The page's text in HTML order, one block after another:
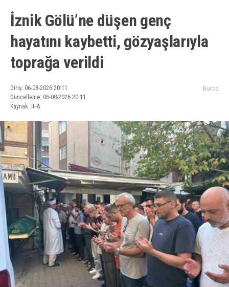
İznik Gölü’ne düşen genç
hayatını kaybetti, gözyaşlarıyla
toprağa verildi
Giriş: 06-08-2026 20:11
Güncelleme: 06-08-2026 20:11
Kaynak: İHA
Bursa